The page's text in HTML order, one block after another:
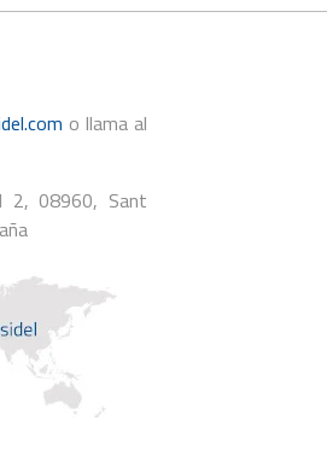
o llama al
2, 08960, Sant